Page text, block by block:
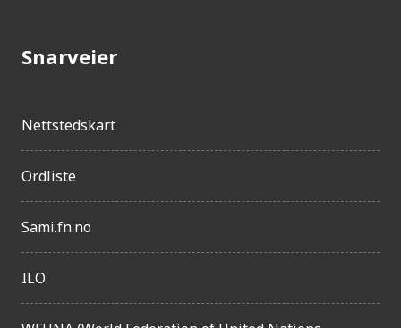
Snarveier
Nettstedskart
Ordliste
Sami.fn.no
ILO